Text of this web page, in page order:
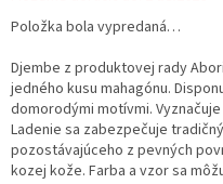
Položka bola vypredaná…
Djembe z produktovej rady
jedného kusu mahagónu.
domorodými motívmi.
Ladenie sa zabezpečuje
pozostávajúceho z pevných
kozej kože. Farba a vzor sa